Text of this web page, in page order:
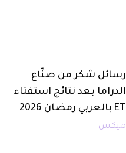
رسائل شكر من صنّاع
الدراما بعد نتائج استفتاء
ET بالعربي رمضان 2026
ميكس